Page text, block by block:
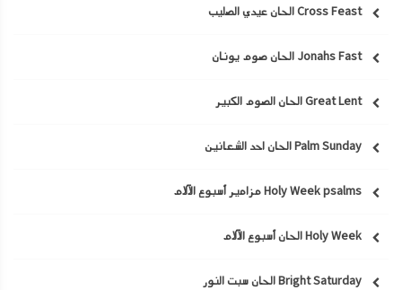
Cross Feast الحان عيدي الصليب
Jonahs Fast الحان صوم يونان
Great Lent الحان الصوم الكبير
Palm Sunday الحان احد الشعانين
Holy Week psalms مزامير أسبوع الآلام
Holy Week الحان أسبوع الآلام
Bright Saturday الحان سبت النور